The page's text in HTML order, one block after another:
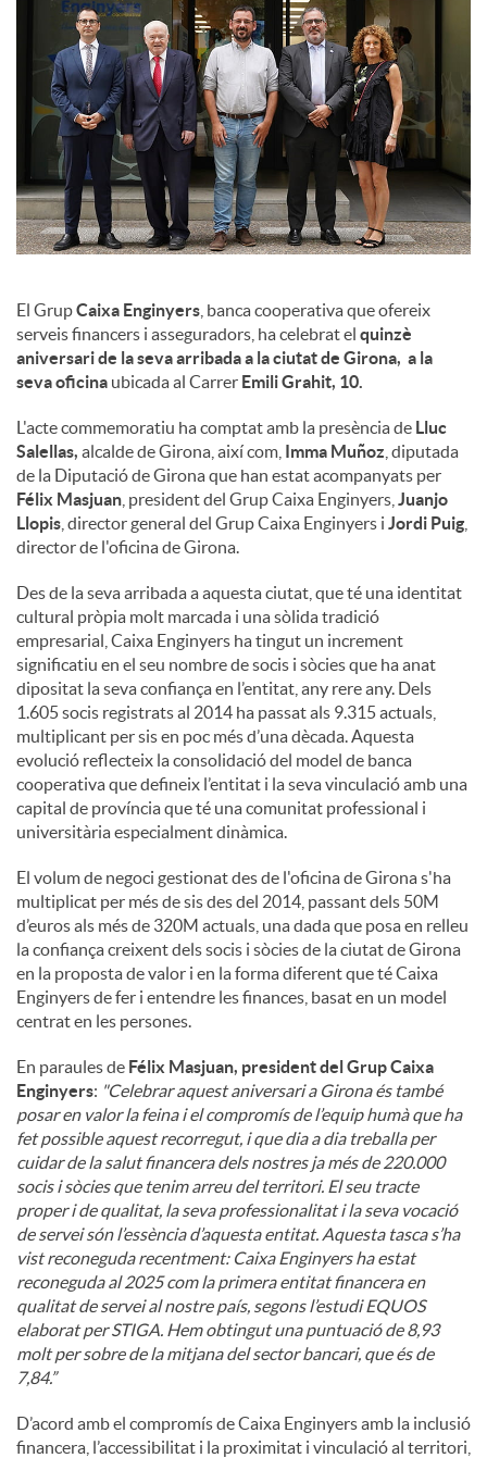
s
El GrupCaixa Enginyers , banca cooperativa que ofereix
serveis financers i asseguradors, ha celebrat el quinzè
aniversari de la seva arribada a la ciutat de Girona, a la
seva oficina ubicada al Carrer Emili Grahit, 10.
L'acte commemoratiu ha comptat amb la presència de Lluc
Salellas, alcalde de Girona, així com, Imma Muñoz , diputada
de la Diputació de Girona que han estat acompanyats per
Félix Masjuan , president del Grup Caixa Enginyers, Juanjo
Llopis , director general del Grup Caixa Enginyers i Jordi Puig
director de l'oficina de Girona.
Des de la seva arribada a aquesta ciutat, que té una identitat
cultural pròpia molt marcada i una sòlida tradició
empresarial, Caixa Enginyers ha tingut un increment
significatiu en el seu nombre de socis i sòcies que ha anat
dipositat la seva confiança en l’entitat, any rere any. Dels
1.605 socis registrats al 2014 ha passat als 9.315 actuals,
multiplicant per sis en poc més d’una dècada. Aquesta
evolució reflecteix la consolidació del model de banca
cooperativa que defineix l’entitat i la seva vinculació amb una
capital de província que té una comunitat professional i
universitària especialment dinàmica.
El volum de negoci gestionat des de l'oficina de Girona s'ha
multiplicat per més de sis des del 2014, passant dels 50M
d’euros als més de 320M actuals, una dada que posa en relleu
la confiança creixent dels socis i sòcies de la ciutat de Girona
en la proposta de valor i en la forma diferent que té Caixa
Enginyers de fer i entendre les finances, basat en un model
centrat en les persones.
En paraules de Félix Masjuan, president del Grup Caixa
Enginyers: "Celebrar aquest aniversari a Girona és també
posar en valor la feina i el compromís de l’equip humà que ha
fet possible aquest recorregut, i que dia a dia treballa per
cuidar de la salut financera dels nostres ja més de 220.000
socis i sòcies que tenim arreu del territori. El seu tracte
proper i de qualitat, la seva professionalitat i la seva vocació
de servei són l’essència d’aquesta entitat. Aquesta tasca s’ha
vist reconeguda recentment: Caixa Enginyers ha estat
reconeguda al 2025 com la primera entitat financera en
qualitat de servei al nostre país, segons l’estudi EQUOS
elaborat per STIGA. Hem obtingut una puntuació de 8,93
molt per sobre de la mitjana del sector bancari, que és de
7,84.”
D’acord amb el compromís de Caixa Enginyers amb la inclusió
financera, l’accessibilitat i la proximitat i vinculació al territori,